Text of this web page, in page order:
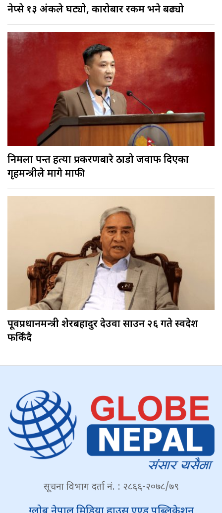
नेप्से १३ अंकले घट्यो, कारोबार रकम भने बढ्यो
निर्मला पन्त हत्या प्रकरणबारे ठाडो जवाफ दिएका
गृहमन्त्रीले मागे माफी
पूर्वप्रधानमन्त्री शेरबहादुर देउवा साउन २६ गते स्वदेश
फर्किँदै
सूचना विभाग दर्ता नं. : २८६६-२०७८/७९